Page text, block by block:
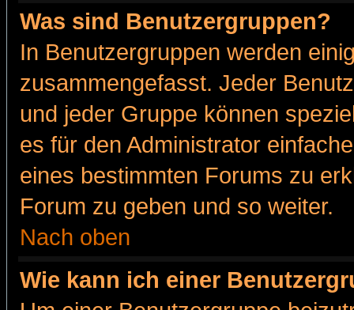
Was sind Benutzergruppen?
In Benutzergruppen werden
zusammengefasst. Jeder
und jeder Gruppe können
es für den Administrator
eines bestimmten Forums zu
Forum zu geben und so weiter.
Nach oben
Wie kann ich einer